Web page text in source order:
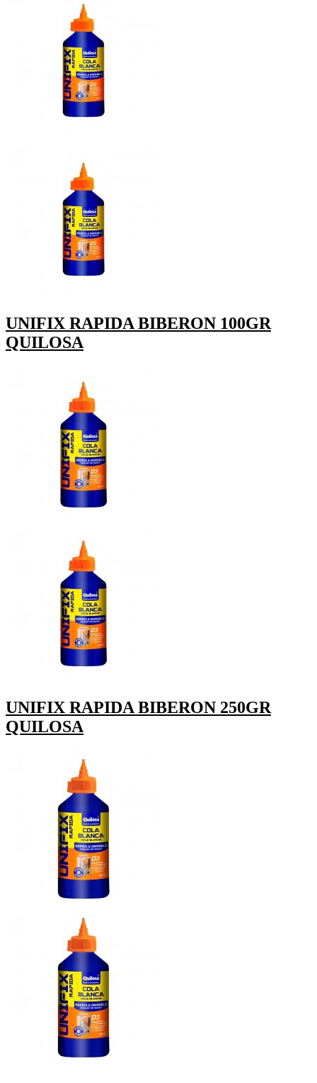
UNIFIX RAPIDA BIBERON 100GR
QUILOSA
UNIFIX RAPIDA BIBERON 250GR
QUILOSA